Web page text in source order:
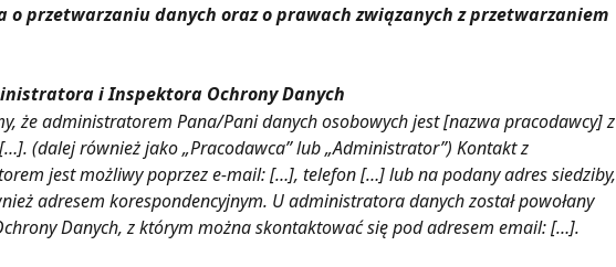
o przetwarzaniu danych oraz o prawach związanych z przetwarzaniem
i Inspektora Ochrony Danych
że administratorem Pana/Pani danych osobowych jest [nazwa pracodawcy] z
(dalej również jako „Pracodawca” lub „Administrator”) Kontakt z
jest możliwy poprzez e-mail: […], telefon […] lub na podany adres siedziby,
adresem korespondencyjnym. U administratora danych został powołany
Danych, z którym można skontaktować się pod adresem email: […].